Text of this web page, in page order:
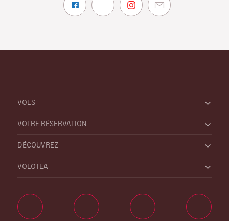
VOLS
VOTRE RÉSERVATION
DÉCOUVREZ
VOLOTEA